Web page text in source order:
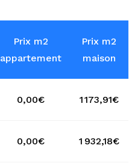
Prix m2
appartement
Prix m2
maison
0,00€ 1 173,91€
0,00€ 1 932,18€